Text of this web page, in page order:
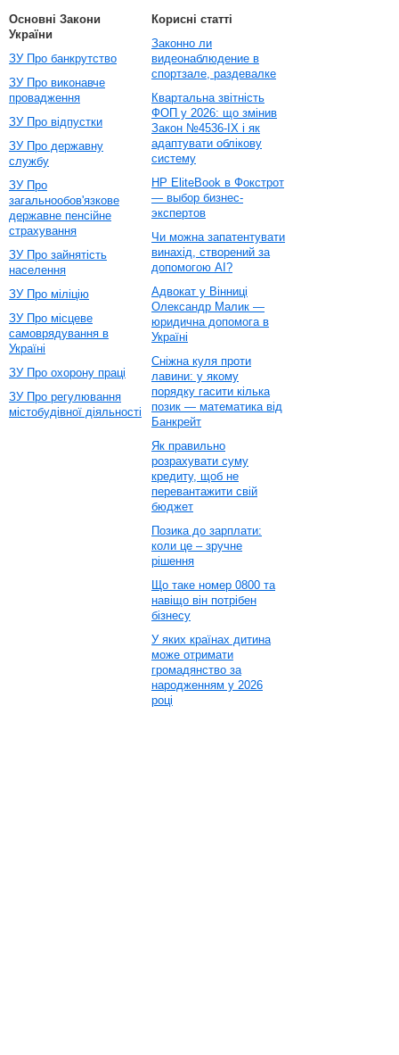
Основні Закони
України
ЗУ Про банкрутство
ЗУ Про виконавче
провадження
ЗУ Про відпустки
ЗУ Про державну
службу
ЗУ Про
загальнообов'язкове
державне пенсійне
страхування
ЗУ Про зайнятість
населення
ЗУ Про міліцію
ЗУ Про місцеве
самоврядування в
Україні
ЗУ Про охорону праці
ЗУ Про регулювання
містобудівної діяльності
Корисні статті
Законно ли
видеонаблюдение в
спортзале, раздевалке
Квартальна звітність
ФОП у 2026: що змінив
Закон №4536-IX і як
адаптувати облікову
систему
HP EliteBook в Фокстрот
— выбор бизнес-
экспертов
Чи можна запатентувати
винахід, створений за
допомогою AI?
Адвокат у Вінниці
Олександр Малик —
юридична допомога в
Україні
Сніжна куля проти
лавини: у якому
порядку гасити кілька
позик — математика від
Банкрейт
Як правильно
розрахувати суму
кредиту, щоб не
перевантажити свій
бюджет
Позика до зарплати:
коли це – зручне
рішення
Що таке номер 0800 та
навіщо він потрібен
бізнесу
У яких країнах дитина
може отримати
громадянство за
народженням у 2026
році